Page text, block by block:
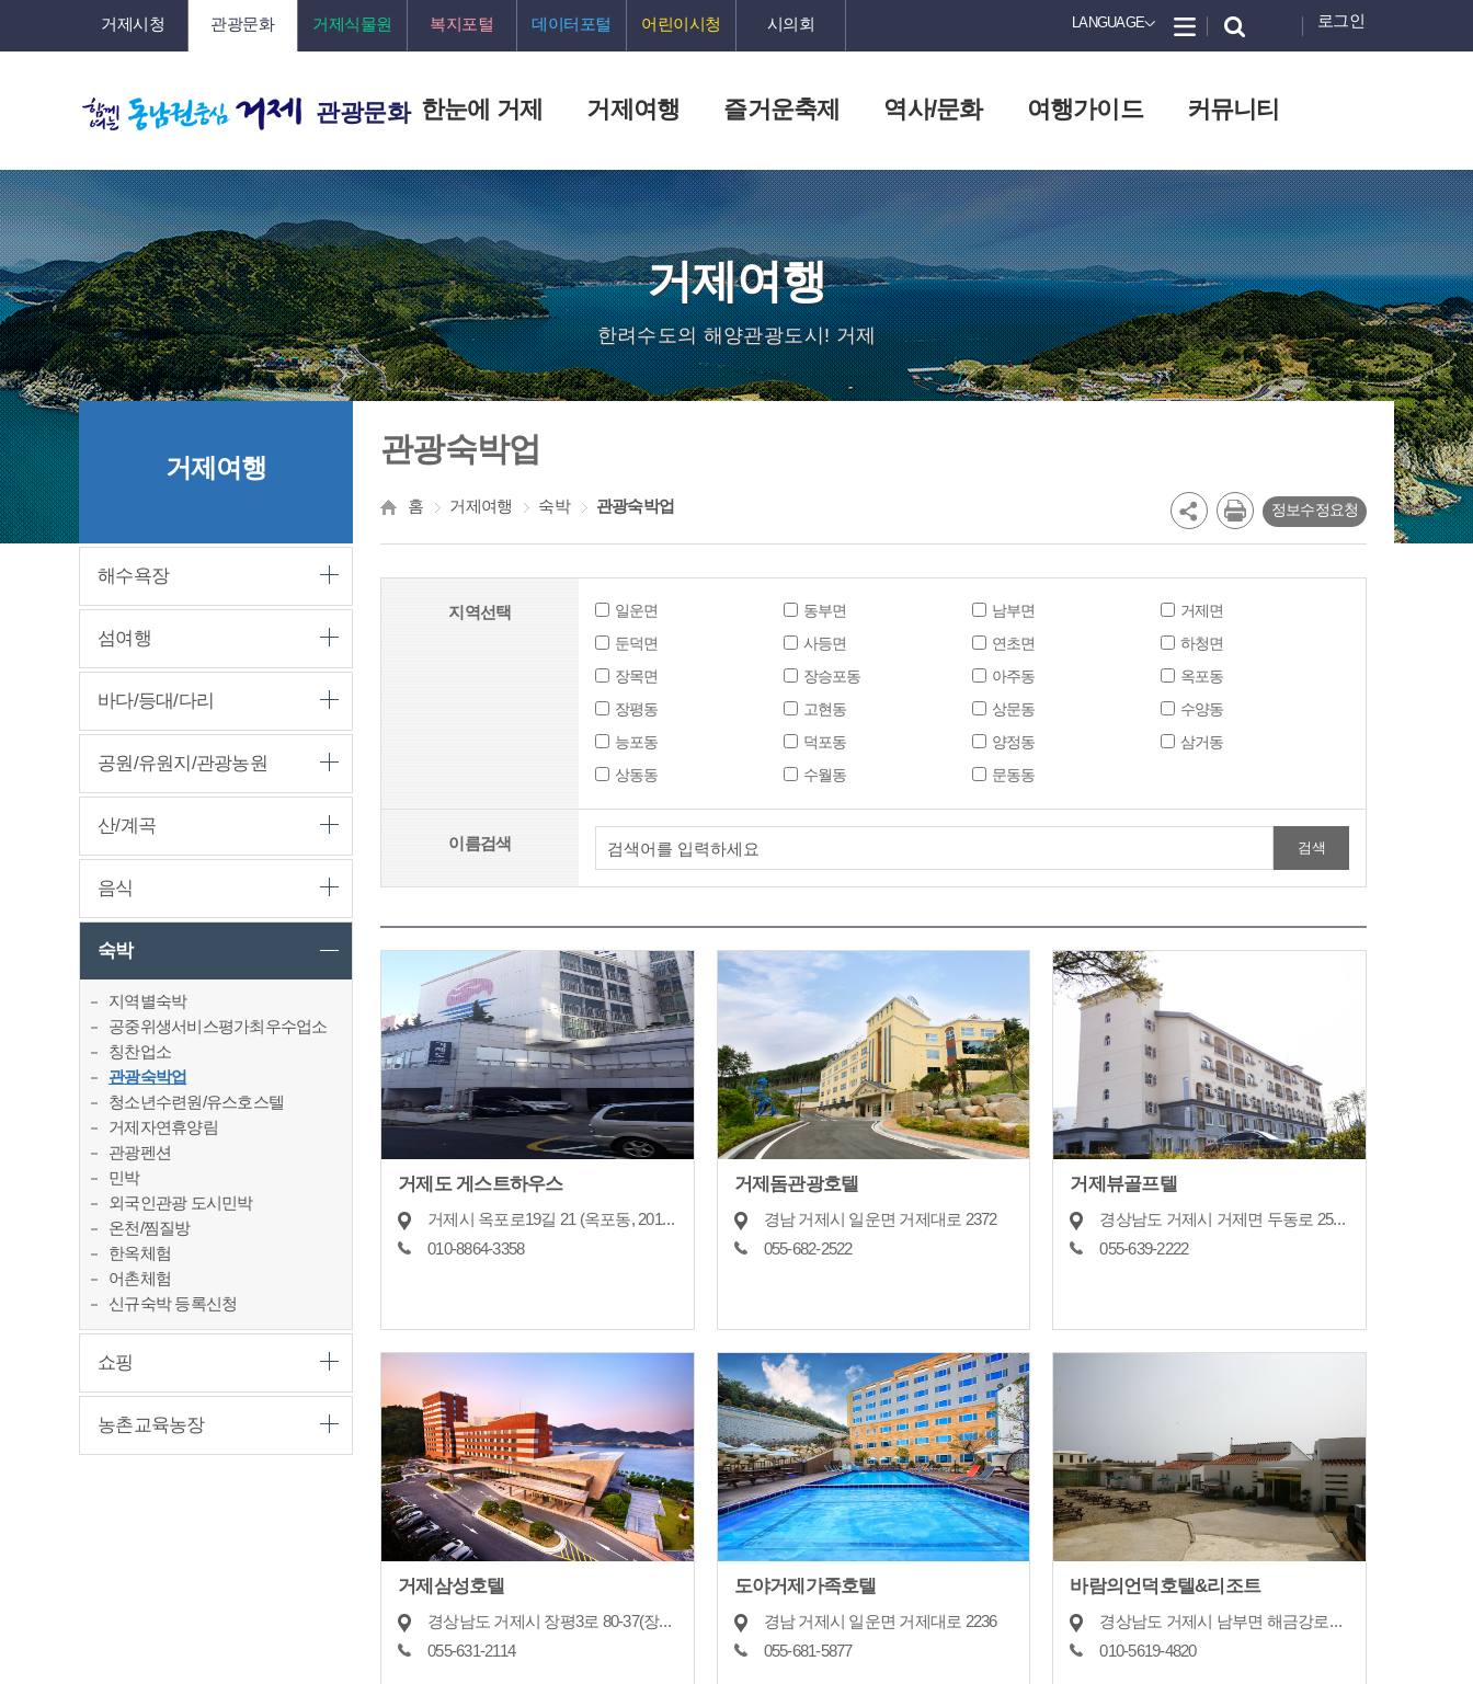
거제시청 관광문화 거제식물원 복지포털 데이터포털 어린이시청 시의회 LANGUAGE 로그인
관광문화 한눈에 거제 거제여행 즐거운축제 역사/문화 여행가이드 커뮤니티
거제여행
한려수도의 해양관광도시! 거제
거제여행
해수욕장
섬여행
바다/등대/다리
공원/유원지/관광농원
산/계곡
음식
숙박
지역별숙박
공중위생서비스평가최우수업소
칭찬업소
관광숙박업
청소년수련원/유스호스텔
거제자연휴양림
관광펜션
민박
외국인관광 도시민박
온천/찜질방
한옥체험
어촌체험
신규숙박 등록신청
쇼핑
농촌교육농장
관광숙박업
홈 거제여행 숙박 관광숙박업 정보수정요청
지역선택 일운면 동부면 남부면
거제면
둔덕면
사등면 연초면
하청면
장목면
장승포동 아주동
옥포동
장평동
고현동 상문동
수양동
능포동
덕포동 양정동
삼거동
상동동
수월동 문동동
이름검색
거제도 게스트하우스
거제시 옥포로19길 21 (옥포동, 201,202,203호)
010-8864-3358
거제돔관광호텔
경남 거제시 일운면 거제대로 2372
055-682-2522
거제뷰골프텔
경상남도 거제시 거제면 두동로 259-80, 1~5층
055-639-2222
거제삼성호텔
경상남도 거제시 장평3로 80-37(장평동)
055-631-2114
도야거제가족호텔
경남 거제시 일운면 거제대로 2236
055-681-5877
바람의언덕호텔&리조트
경상남도 거제시 남부면 해금강로132
010-5619-4820